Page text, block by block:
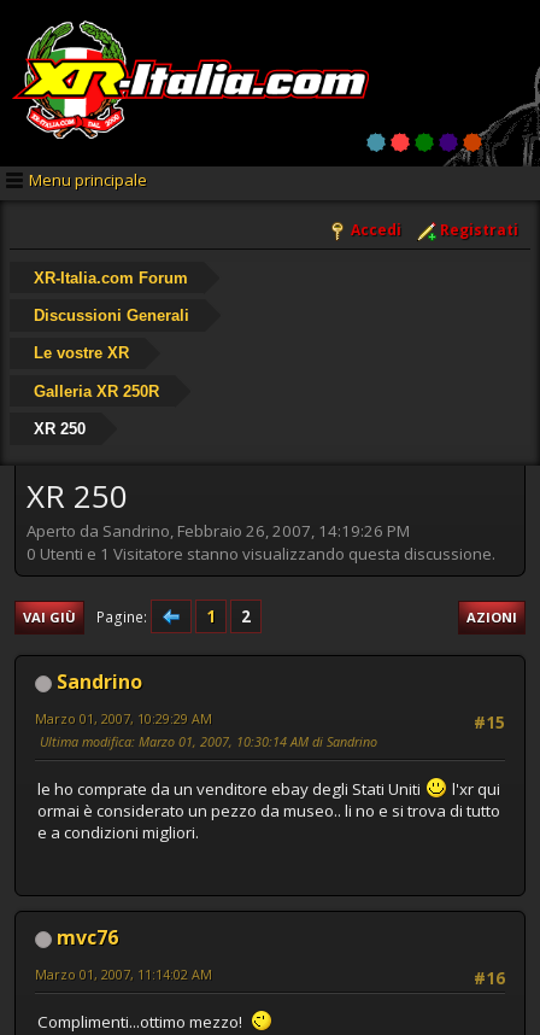
Menu principale
Accedi Registrati
XR-Italia.com Forum
Discussioni Generali
Le vostre XR
Galleria XR 250R
XR 250
XR 250
Aperto da Sandrino, Febbraio 26, 2007, 14:19:26 PM
0 Utenti e 1 Visitatore stanno visualizzando questa discussione.
VAI GIÙ Pagine 1 2 AZIONI
Sandrino
#15
Marzo 01, 2007, 10:29:29 AM
Ultima modifica: Marzo 01, 2007, 10:30:14 AM di Sandrino
le ho comprate da un venditore ebay degli Stati Uniti
l'xr qui
ormai è considerato un pezzo da museo.. li no e si trova di tutto
e a condizioni migliori.
mvc76
#16
Marzo 01, 2007, 11:14:02 AM
Complimenti...ottimo mezzo!